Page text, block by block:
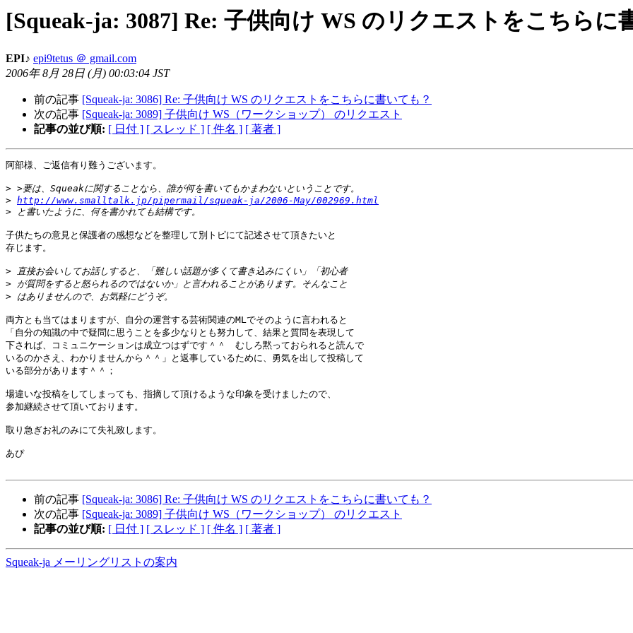
[Squeak-ja: 3087] Re: 子供向け WS のリクエストをこちらに
EPI♪ epi9tetus ＠ gmail.com
2006年 8月 28日 (月) 00:03:04 JST
前の記事 [Squeak-ja: 3086] Re: 子供向け WS のリクエストをこちらに書いても？
次の記事 [Squeak-ja: 3089] 子供向け WS（ワークショップ） のリクエスト
記事の並び順: [ 日付 ] [ スレッド ] [ 件名 ] [ 著者 ]
阿部様、ご返信有り難うございます。
>
> http://www.smalltalk.jp/pipermail/squeak-ja/2006-May/002969.html
>
子供たちの意見と保護者の感想などを整理して別トピにて記述させて頂きたいと
存じます。
>
>
>
両方とも当てはまりますが、自分の運営する芸術関連のMLでそのように言われると
「自分の知識の中で疑問に思うことを多少なりとも努力して、結果と質問を表現して
下されば、コミュニケーションは成立つはずです＾＾　むしろ黙っておられると読んで
いるのかさえ、わかりませんから＾＾」と返事しているために、勇気を出して投稿して
いる部分があります＾＾；
場違いな投稿をしてしまっても、指摘して頂けるような印象を受けましたので、
参加継続させて頂いております。
取り急ぎお礼のみにて失礼致します。
あぴ
前の記事 [Squeak-ja: 3086] Re: 子供向け WS のリクエストをこちらに書いても？
次の記事 [Squeak-ja: 3089] 子供向け WS（ワークショップ） のリクエスト
記事の並び順: [ 日付 ] [ スレッド ] [ 件名 ] [ 著者 ]
Squeak-ja メーリングリストの案内